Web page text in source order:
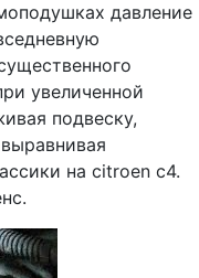
давление
увеличенной
подвеску,
на citroen c4.